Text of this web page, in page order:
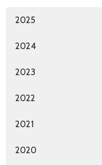
2025
2024
2023
2022
2021
2020